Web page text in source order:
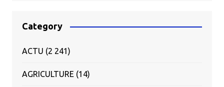
Category
ACTU (2 241)
AGRICULTURE (14)